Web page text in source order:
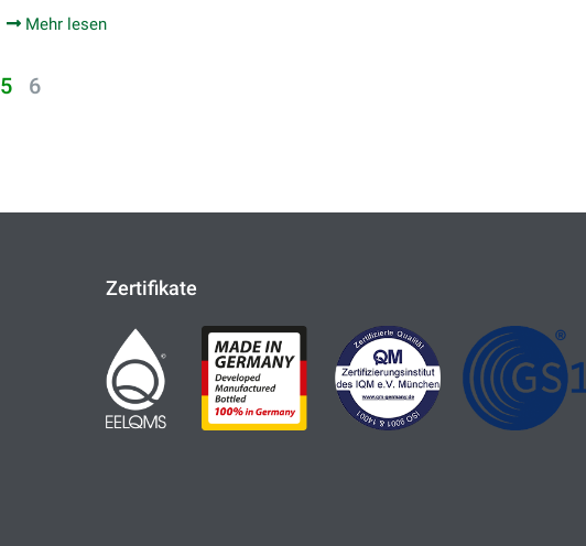
Mehr lesen
5 6
Zertifikate